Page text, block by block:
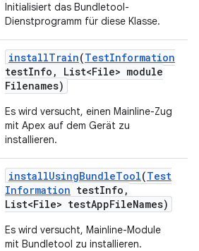
Initialisiert das Bundletool-
Dienstprogramm für diese Klasse.
installTrain(TestInformation
testInfo ,
List<File> module
Filenames)
Es wird versucht, einen Mainline-Zug
mit Apex auf dem Gerät zu
installieren.
installUsingBundleTool(Test
Information testInfo ,
List<File> testAppFileNames)
Es wird versucht, Mainline-Module
mit Bundletool zu installieren.